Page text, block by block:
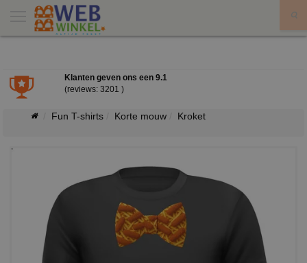
Klanten geven ons een 9.1
(reviews: 3201 )
Fun T-shirts Korte mouw Kroket